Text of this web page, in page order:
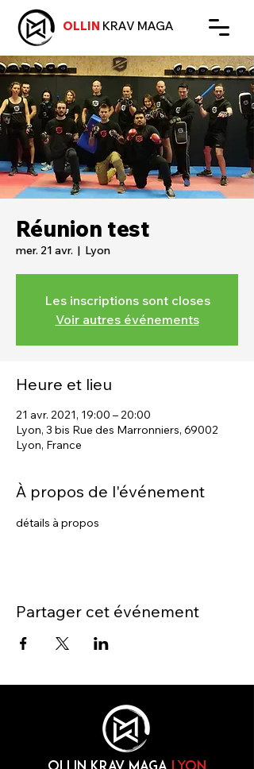
OLLIN KRAV MAGA
Réunion test
mer. 21 avr.
  |
Lyon
Les inscriptions sont closes
Voir autres événements
Heure et lieu
21 avr. 2021, 19:00 – 20:00
Lyon, 3 bis Rue des Marronniers, 69002
Lyon, France
À propos de l'événement
détails à propos
Partager cet événement